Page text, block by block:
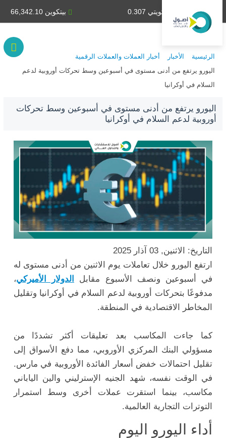
بيتكوين 66,342.10 دينار كويتي 0.307
الرئيسية الأخبار
أخبار العملات والعملات الرقمية
اليورو يرتفع من أدنى مستوى في أسبوعين وسط تحركات أوروبية لدعم
السلام في أوكرانيا
اليورو يرتفع من أدنى مستوى في أسبوعين وسط تحركات
أوروبية لدعم السلام في أوكرانيا
التاريخ: الاثنين, 03 آذار 2025
ارتفع اليورو خلال تعاملات يوم الاثنين من أدنى مستوى له
في أسبوعين ونصف الأسبوع مقابل
الدولار الأميركي،
مدفوعًا بتحركات أوروبية لدعم السلام في أوكرانيا وتقليل
المخاطر الاقتصادية في المنطقة.
كما جاءت المكاسب بعد تعليقات أكثر تشددًا من
مسؤولي البنك المركزي الأوروبي، مما دفع الأسواق إلى
تقليل احتمالات خفض أسعار الفائدة الأوروبية في مارس.
في الوقت نفسه، شهد الجنيه الإسترليني والين الياباني
مكاسب، بينما استقرت عملات أخرى وسط استمرار
التوترات التجارية العالمية.
أداء اليورو اليوم